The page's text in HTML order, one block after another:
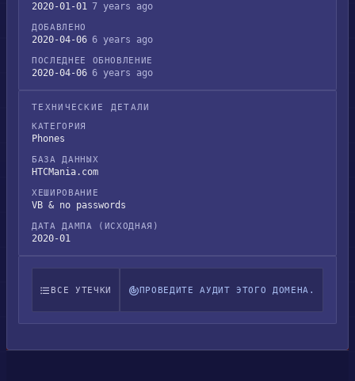
2020-01-01 7 years ago
ДОБАВЛЕНО
2020-04-06 6 years ago
ПОСЛЕДНЕЕ ОБНОВЛЕНИЕ
2020-04-06 6 years ago
ТЕХНИЧЕСКИЕ ДЕТАЛИ
КАТЕГОРИЯ
Phones
БАЗА ДАННЫХ
HTCMania.com
ХЕШИРОВАНИЕ
VB & no passwords
ДАТА ДАМПА (ИСХОДНАЯ)
2020-01
ВСЕ УТЕЧКИ ПРОВЕДИТЕ АУДИТ ЭТОГО ДОМЕНА.